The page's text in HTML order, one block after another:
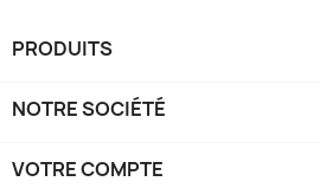
PRODUITS
NOTRE SOCIÉTÉ
VOTRE COMPTE